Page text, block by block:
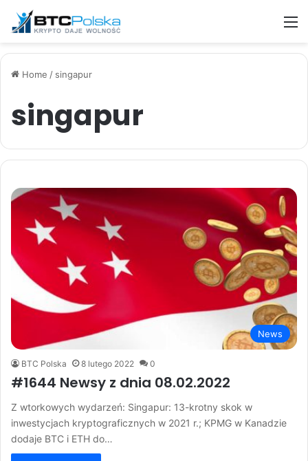
Home / singapur
singapur
News
BTC Polska 8 lutego 2022 0
#1644 Newsy z dnia 08.02.2022
Z wtorkowych wydarzeń: Singapur: 13-krotny skok w
inwestycjach kryptograficznych w 2021 r.; KPMG w Kanadzie
dodaje BTC i ETH do…